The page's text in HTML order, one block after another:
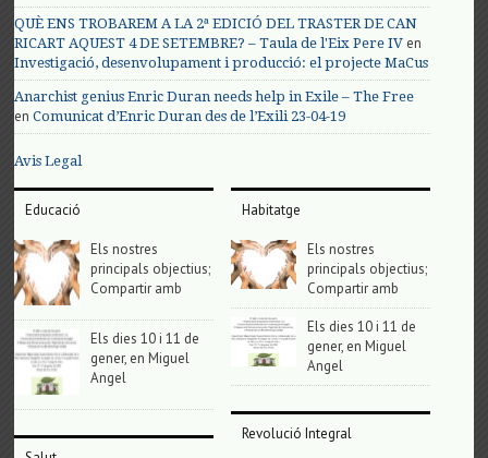
QUÈ ENS TROBAREM A LA 2ª EDICIÓ DEL TRASTER DE CAN
RICART AQUEST 4 DE SETEMBRE? – Taula de l'Eix Pere IV en
Investigació, desenvolupament i producció: el projecte MaCus
Anarchist genius Enric Duran needs help in Exile – The Free
enComunicat d’Enric Duran des de l’Exili 23-04-19
Avis Legal
Educació
Els nostres
principals objectius;
Compartir amb
Els dies 10 i 11 de
gener, en Miguel
Angel
Habitatge
Els nostres
principals objectius;
Compartir amb
Els dies 10 i 11 de
gener, en Miguel
Angel
Revolució Integral